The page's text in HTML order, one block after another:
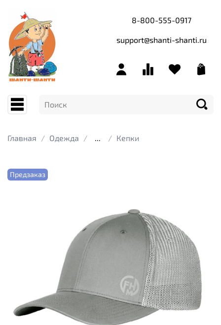
8-800-555-0917
support@shanti-shanti.ru
Главная Одежда ... Кепки
Предзаказ